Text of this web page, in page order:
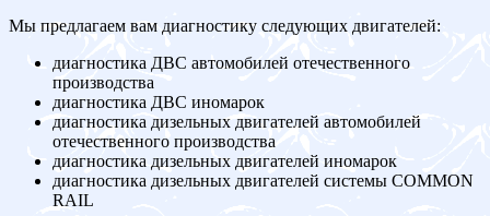
Мы предлагаем вам диагностику следующих двигателей:
диагностика ДВС автомобилей отечественного
производства
диагностика ДВС иномарок
диагностика дизельных двигателей автомобилей
отечественного производства
диагностика дизельных двигателей иномарок
диагностика дизельных двигателей системы COMMON
RAIL